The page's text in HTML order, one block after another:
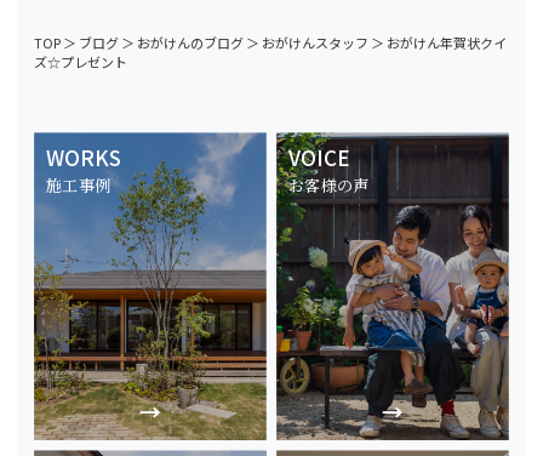
TOP＞ ブログ＞ おがけんのブログ＞ おがけんスタッフ ＞ おがけん年賀状クイ
ズ☆プレゼント
WORKS
施工事例
VOICE
お客様の声